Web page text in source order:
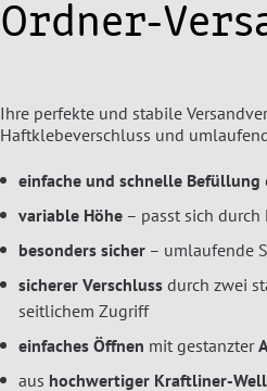
Ordner-
Ihre perfekte und stabile
Haftklebeverschluss und
einfache und schnelle Befüllung
variable Höhe – passt sich
besonders sicher – umlaufende
sicherer Verschluss durch zwei
seitlichem Zugriff
einfaches Öffnen mit gestanzter
aus hochwertiger Kraftliner-